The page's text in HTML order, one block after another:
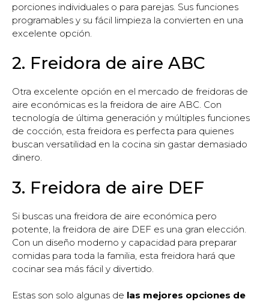
porciones individuales o para parejas. Sus funciones
programables y su fácil limpieza la convierten en una
excelente opción.
2. Freidora de aire ABC
Otra excelente opción en el mercado de freidoras de
aire económicas es la freidora de aire ABC. Con
tecnología de última generación y múltiples funciones
de cocción, esta freidora es perfecta para quienes
buscan versatilidad en la cocina sin gastar demasiado
dinero.
3. Freidora de aire DEF
Si buscas una freidora de aire económica pero
potente, la freidora de aire DEF es una gran elección.
Con un diseño moderno y capacidad para preparar
comidas para toda la familia, esta freidora hará que
cocinar sea más fácil y divertido.
Estas son solo algunas de las mejores opciones de